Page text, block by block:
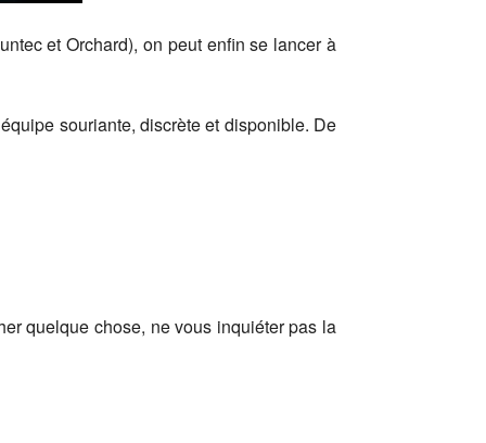
et Orchard), on peut enfin se lancer à
souriante, discrète et disponible. De
quelque chose, ne vous inquiéter pas la